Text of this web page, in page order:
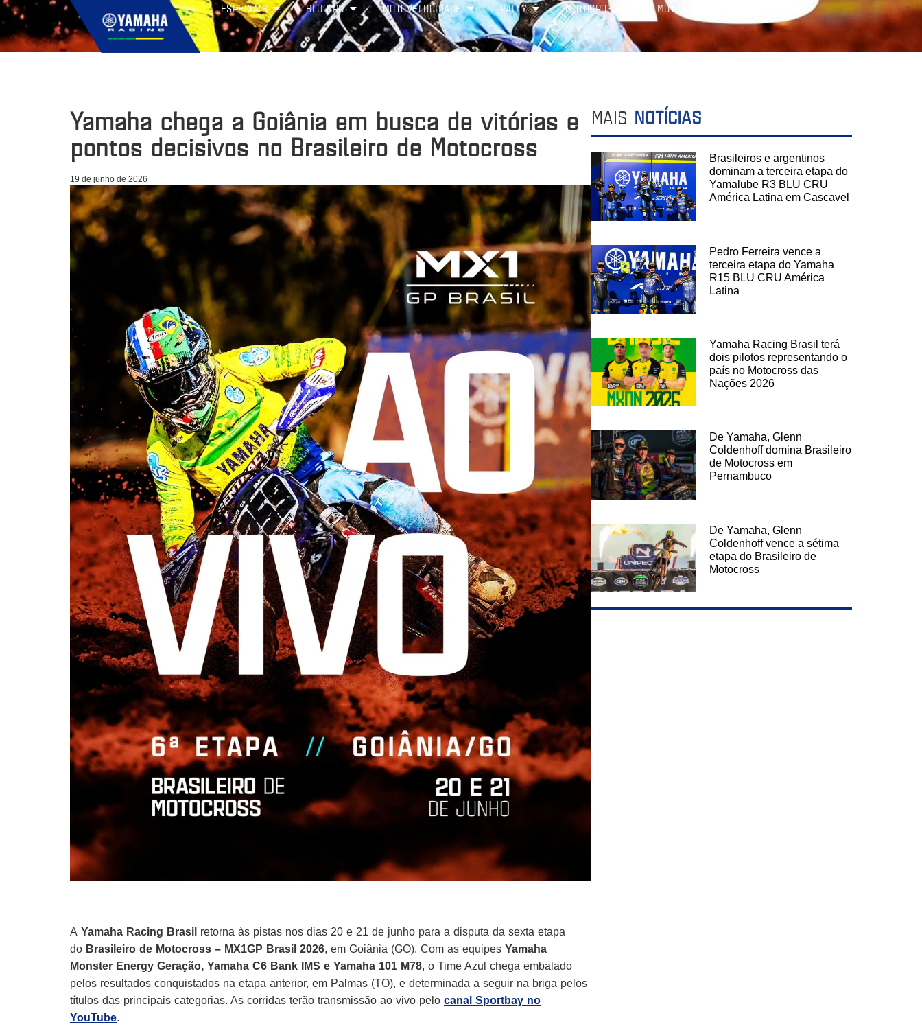
ESPECIAIS BLU CRU MOTOVELOCIDADE RALLY MOTOCROSS MOTOS
Yamaha chega a Goiânia em busca de vitórias e
pontos decisivos no Brasileiro de Motocross
19 de junho de 2026
A Yamaha Racing Brasil retorna às pistas nos dias 20 e 21 de junho para a disputa da sexta etapa
do Brasileiro de Motocross – MX1GP Brasil 2026, em Goiânia (GO). Com as equipes Yamaha
Monster Energy Geração, Yamaha C6 Bank IMS e Yamaha 101 M78, o Time Azul chega embalado
pelos resultados conquistados na etapa anterior, em Palmas (TO), e determinada a seguir na briga pelos
títulos das principais categorias. As corridas terão transmissão ao vivo pelo canal Sportbay no
YouTube.
MAIS NOTÍCIAS
Brasileiros e argentinos
dominam a terceira etapa do
Yamalube R3 BLU CRU
América Latina em Cascavel
Pedro Ferreira vence a
terceira etapa do Yamaha
R15 BLU CRU América
Latina
Yamaha Racing Brasil terá
dois pilotos representando o
país no Motocross das
Nações 2026
De Yamaha, Glenn
Coldenhoff domina Brasileiro
de Motocross em
Pernambuco
De Yamaha, Glenn
Coldenhoff vence a sétima
etapa do Brasileiro de
Motocross